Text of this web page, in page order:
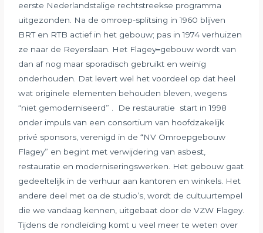
eerste Nederlandstalige rechtstreekse programma
uitgezonden. Na de omroep-splitsing in 1960 blijven
BRT en RTB actief in het gebouw; pas in 1974 verhuizen
ze naar de Reyerslaan. Het Flagey–gebouw wordt van
dan af nog maar sporadisch gebruikt en weinig
onderhouden. Dat levert wel het voordeel op dat heel
wat originele elementen behouden bleven, wegens
“niet gemoderniseerd” . De restauratie start in 1998
onder impuls van een consortium van hoofdzakelijk
privé sponsors, verenigd in de “NV Omroepgebouw
Flagey” en begint met verwijdering van asbest,
restauratie en moderniseringswerken. Het gebouw gaat
gedeeltelijk in de verhuur aan kantoren en winkels. Het
andere deel met oa de studio’s, wordt de cultuurtempel
die we vandaag kennen, uitgebaat door de VZW Flagey.
Tijdens de rondleiding komt u veel meer te weten over